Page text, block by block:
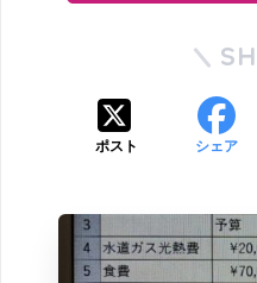
ポスト シェア